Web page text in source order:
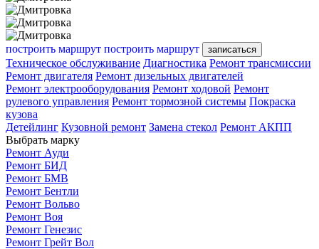
построить маршрут построить маршрут записаться
Техническое обслуживание Диагностика Ремонт трансмиссии
Ремонт двигателя Ремонт дизельных двигателей
Ремонт электрооборудования Ремонт ходовой Ремонт
рулевого управления Ремонт тормозной системы Покраска
кузова
Детейлинг Кузовной ремонт Замена стекол Ремонт АКПП
Выбрать марку
Ремонт Ауди
Ремонт БИД
Ремонт БМВ
Ремонт Бентли
Ремонт Вольво
Ремонт Воя
Ремонт Генезис
Ремонт Грейт Вол